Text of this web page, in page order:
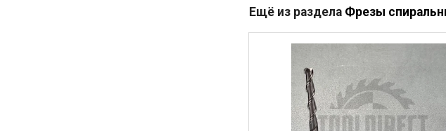
Ещё из раздела Фрезы